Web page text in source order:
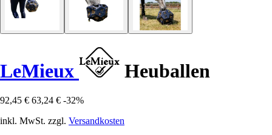
LeMieux Heuballen
92,45 € 63,24 € -32%
inkl. MwSt. zzgl. Versandkosten